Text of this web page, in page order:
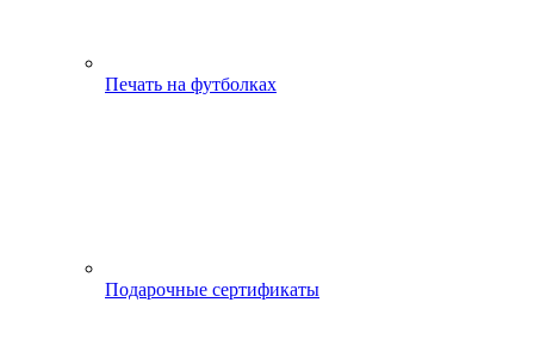
Печать на футболках
Подарочные сертификаты